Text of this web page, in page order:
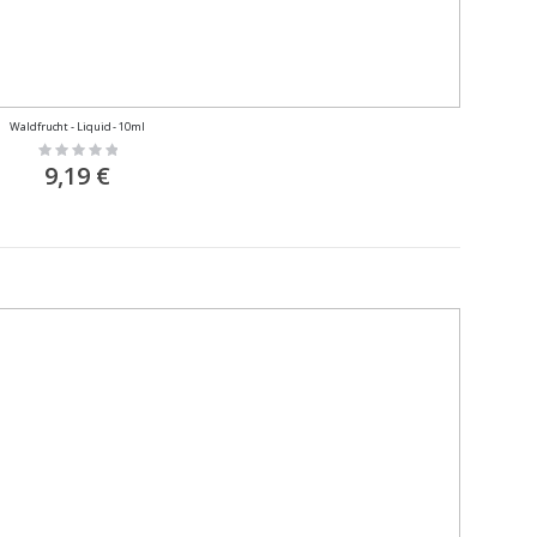
Waldfrucht - Liquid - 10ml
Rating:
0%
9,19 €